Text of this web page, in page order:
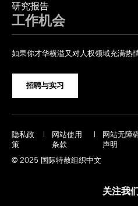
研究报告
工作机会
如果你才华横溢又对人权领域充满热
招聘与实习
隐私政
策
网站使用
条款
网站无障
声明
© 2025 国际特赦组织中文
关注我